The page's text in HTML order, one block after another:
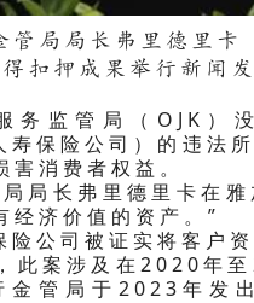
管局局长弗里德里
扣押成果举行新闻
务监管局（OJK
险公司）的违法
消费者权益。
局长弗里德里卡在
经济价值的资产。”
公司被证实将客户
此案涉及在2020年
金管局于2023年发